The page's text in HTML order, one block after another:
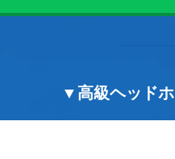
▼高級ヘッド